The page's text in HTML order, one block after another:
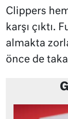
Clippers
karşı çıktı.
almakta
önce de